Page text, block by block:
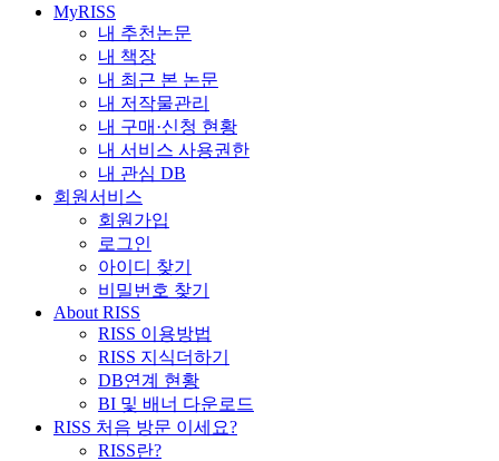
MyRISS
내 추천논문
내 책장
내 최근 본 논문
내 저작물관리
내 구매·신청 현황
내 서비스 사용권한
내 관심 DB
회원서비스
회원가입
로그인
아이디 찾기
비밀번호 찾기
About RISS
RISS 이용방법
RISS 지식더하기
DB연계 현황
BI 및 배너 다운로드
RISS 처음 방문 이세요?
RISS란?